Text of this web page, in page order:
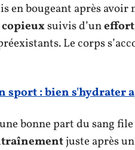
en bougeant après avoir
suivis d’un
Le corps
sport : bien s'hydrater
bonne part du sang file
juste après